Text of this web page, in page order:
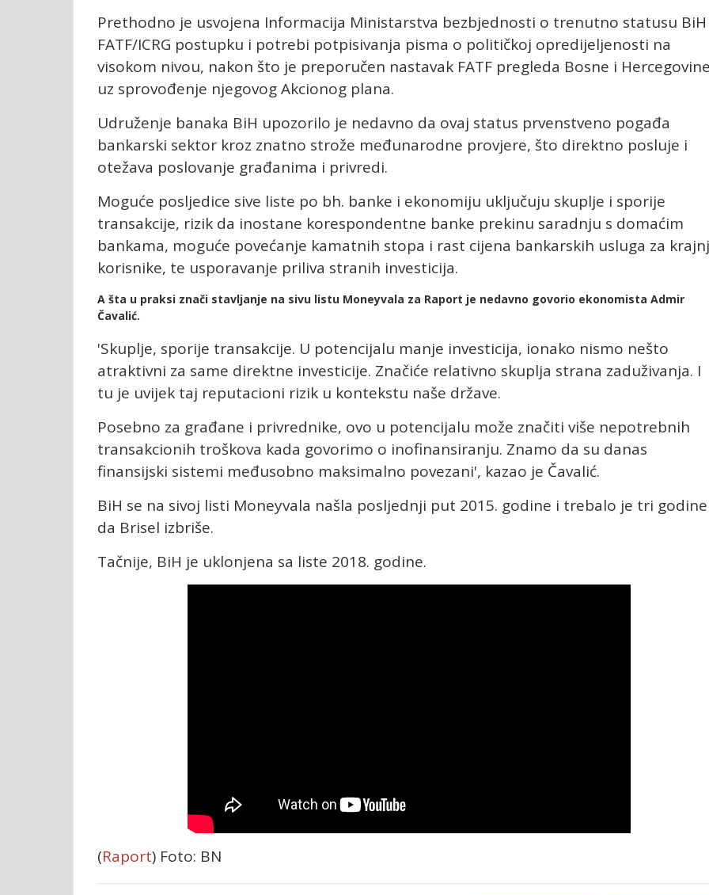
Prethodno je usvojena Informacija Ministarstva bezbjednosti o trenutno statusu
FATF/ICRG postupku i potrebi potpisivanja pisma o političkoj opredijeljenosti na
visokom nivou, nakon što je preporučen nastavak FATF pregleda Bosne i
uz sprovođenje njegovog Akcionog plana.
Udruženje banaka BiH upozorilo je nedavno da ovaj status prvenstveno pogađa
bankarski sektor kroz znatno strože međunarodne provjere, što direktno posluje i
otežava poslovanje građanima i privredi.
Moguće posljedice sive liste po bh. banke i ekonomiju uključuju skuplje i sporije
transakcije, rizik da inostane korespondentne banke prekinu saradnju s domaćim
bankama, moguće povećanje kamatnih stopa i rast cijena bankarskih usluga za
korisnike, te usporavanje priliva stranih investicija.
A šta u praksi znači stavljanje na sivu listu Moneyvala za Raport je nedavno govorio ekonomista Admir
Čavalić.
'Skuplje, sporije transakcije. U potencijalu manje investicija, ionako nismo nešto
atraktivni za same direktne investicije. Značiće relativno skuplja strana zaduživanja. I
tu je uvijek taj reputacioni rizik u kontekstu naše države.
Posebno za građane i privrednike, ovo u potencijalu može značiti više nepotrebnih
transakcionih troškova kada govorimo o inofinansiranju. Znamo da su danas
finansijski sistemi međusobno maksimalno povezani', kazao je Čavalić.
BiH se na sivoj listi Moneyvala našla posljednji put 2015. godine i trebalo je tri godine
da Brisel izbriše.
Tačnije, BiH je uklonjena sa liste 2018. godine.
(Raport) Foto: BN